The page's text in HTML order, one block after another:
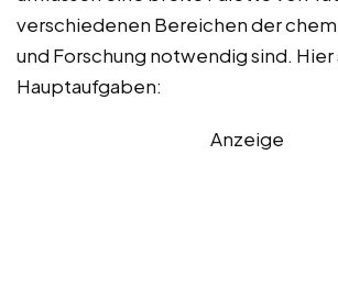
verschiedenen Bereichen der
und Forschung notwendig sind.
Hauptaufgaben:
Anzeige